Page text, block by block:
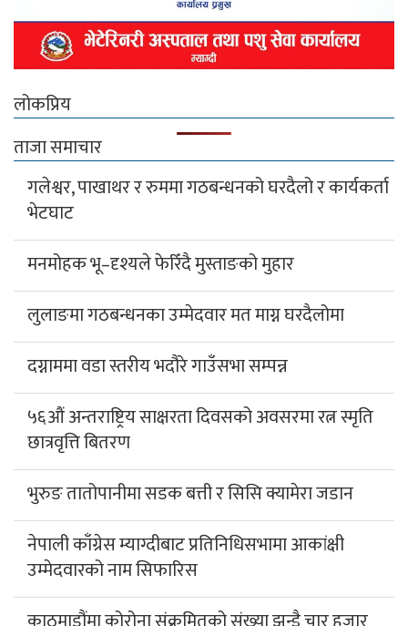
लोकप्रिय
ताजा समाचार
गलेश्वर, पाखाथर र रुममा गठबन्धनको घरदैलो र कार्यकर्ता
भेटघाट
मनमोहक भू–दृश्यले फेरिँदै मुस्ताङको मुहार
लुलाङमा गठबन्धनका उम्मेदवार मत माग्न घरदैलोमा
दग्नाममा वडा स्तरीय भदौरे गाउँसभा सम्पन्न
५६औं अन्तराष्ट्रिय साक्षरता दिवसको अवसरमा रत्न स्मृति
छात्रवृत्ति बितरण
भुरुङ तातोपानीमा सडक बत्ती र सिसि क्यामेरा जडान
नेपाली काँग्रेस म्याग्दीबाट प्रतिनिधिसभामा आकांक्षी
उम्मेदवारको नाम सिफारिस